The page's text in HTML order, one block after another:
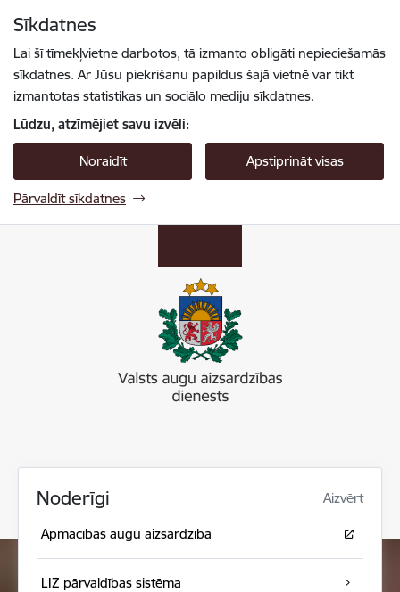
Sīkdatnes
Lai šī tīmekļvietne darbotos, tā izmanto obligāti nepieciešamās
sīkdatnes. Ar Jūsu piekrišanu papildus šajā vietnē var tikt
izmantotas statistikas un sociālo mediju sīkdatnes.
Lūdzu, atzīmējiet savu izvēli:
Noraidīt Apstiprināt visas
Pārvaldīt sīkdatnes
Noderīgi Aizvērt
Apmācības augu aizsardzībā
LIZ pārvaldības sistēma